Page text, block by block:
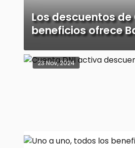
Los descuentos
beneficios ofrece
23 Nov, 2024